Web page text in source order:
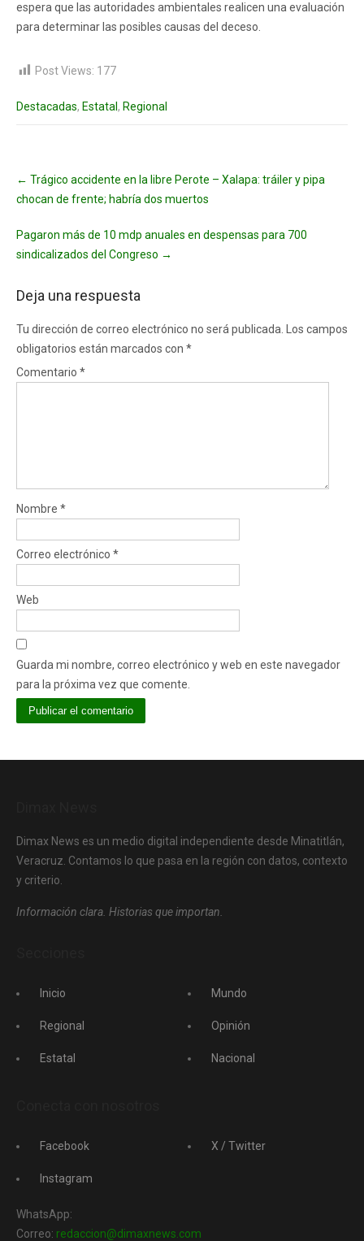
espera que las autoridades ambientales realicen una evaluación
para determinar las posibles causas del deceso.
Post Views: 177
Destacadas, Estatal , Regional
navigation
← Trágico accidente en la libre Perote – Xalapa: tráiler y pipa
chocan de frente; habría dos muertos
Pagaron más de 10 mdp anuales en despensas para 700
sindicalizados del Congreso →
Deja una respuesta
Tu dirección de correo electrónico no será publicada.
Los campos
obligatorios están marcados con *
Comentario *
Nombre *
Correo electrónico *
Web
Guarda mi nombre, correo electrónico y web en este navegador
para la próxima vez que comente.
Dimax News es un medio digital independiente desde Minatitlán,
Veracruz. Contamos lo que pasa en la región con datos, contexto
y criterio.
Información clara. Historias que importan.
Inicio
Regional
Estatal
Mundo
Opinión
Nacional
Facebook
Instagram
X / Twitter
WhatsApp:
Correo: redaccion@dimaxnews.com